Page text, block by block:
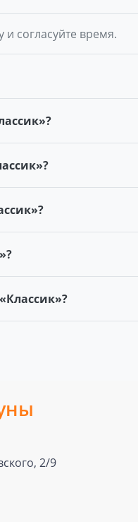
согласуйте время.
2/9